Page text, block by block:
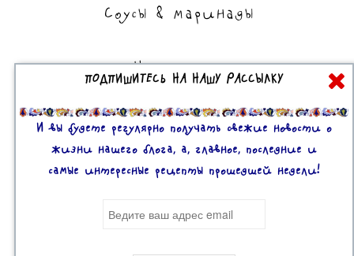
Соусы & маринады
На сладкое
Торты, пирожные, выпечка
Десерты
ПОДПИШИТЕСЬ НА НАШУ РАССЫЛКУ
И вы будете регулярно получать свежие новости о
жизни нашего блога, а, главное, последние и
самые интересные рецепты прошедшей недели!